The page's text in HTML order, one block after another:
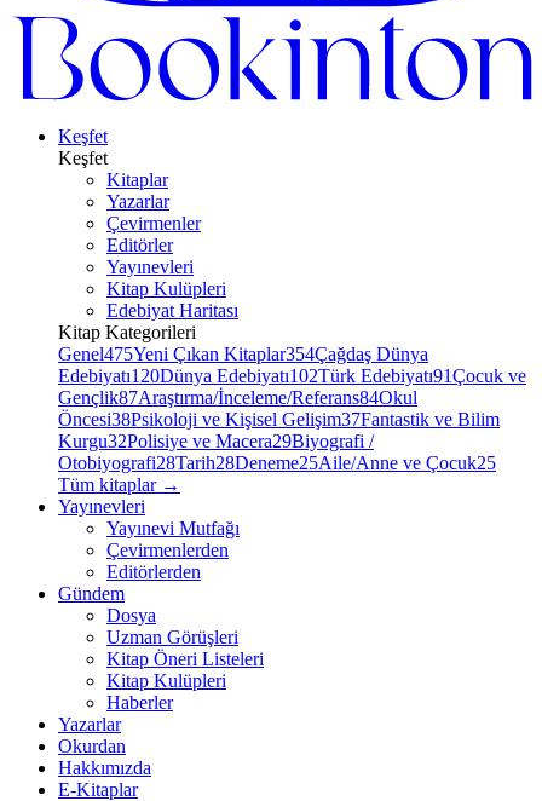
Keşfet
Keşfet
Kitaplar
Yazarlar
Çevirmenler
Editörler
Yayınevleri
Kitap Kulüpleri
Edebiyat Haritası
Kitap Kategorileri
Genel475Yeni Çıkan Kitaplar354Çağdaş Dünya
Edebiyatı120Dünya Edebiyatı102Türk Edebiyatı91Çocuk ve
Gençlik87Araştırma/İnceleme/Referans84Okul
Öncesi38Psikoloji ve Kişisel Gelişim37Fantastik ve Bilim
Kurgu32Polisiye ve Macera29Biyografi /
Otobiyografi28Tarih28Deneme25Aile/Anne ve Çocuk25
Tüm kitaplar →
Yayınevleri
Yayınevi Mutfağı
Çevirmenlerden
Editörlerden
Gündem
Dosya
Uzman Görüşleri
Kitap Öneri Listeleri
Kitap Kulüpleri
Haberler
Yazarlar
Okurdan
Hakkımızda
E-Kitaplar